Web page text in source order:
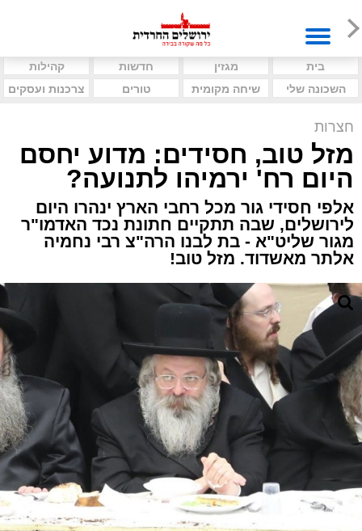
בית מגזין חדשות
קהילות
השכונה שלי
שיחה מקומית טורים צרכנות ועסקים
חצרות
מזל טוב, חסידים: מדוע יחסם
היום רח' ירמיהו לתנועה?
אלפי חסידי גור מכל רחבי הארץ ינהרו היום
לירושלים, שבה תתקיים חתונת נכד האדמו"ר
מגור שליט"א - בת לבנו הרה"צ רבי נחמיה
אלתר מאשדוד. מזל טוב!